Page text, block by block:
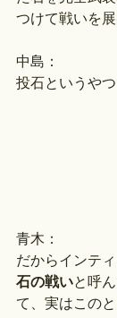
つけて戦いを展
中島：
投石というやつ
青木：
だからインテ
石の戦いと呼
て、実はこの